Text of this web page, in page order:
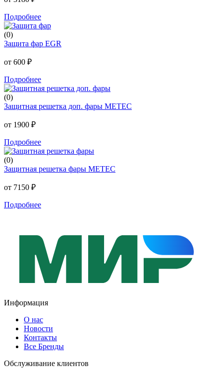
Подробнее
(0)
Защита фар EGR
от 600 ₽
Подробнее
(0)
Защитная решетка доп. фары METEC
от 1900 ₽
Подробнее
(0)
Защитная решетка фары METEC
от 7150 ₽
Подробнее
Информация
О нас
Новости
Контакты
Все Бренды
Обслуживание клиентов